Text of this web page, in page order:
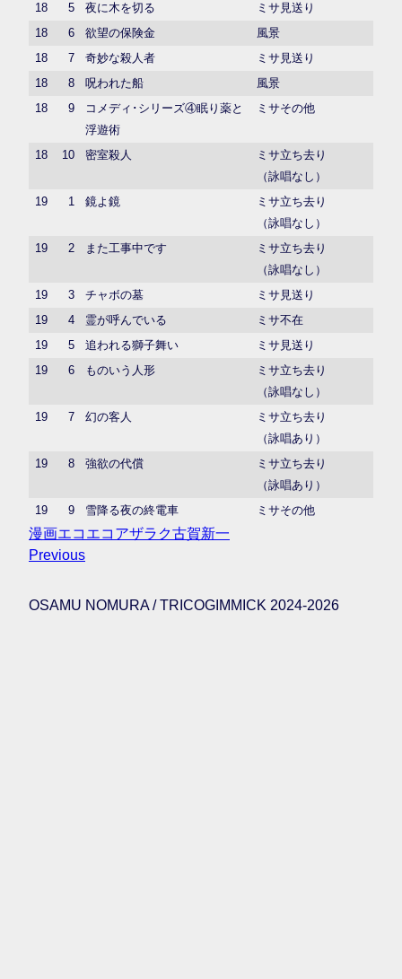
18
5 夜に木を切る
ミサ見送り
18
6 欲望の保険金
風景
18
7 奇妙な殺人者
ミサ見送り
18
8 呪われた船
風景
18
9
コメディ･シリーズ④眠り薬と
浮遊術
ミサその他
18 10 密室殺人
ミサ立ち去り
（詠唱なし）
19
1 鏡よ鏡
ミサ立ち去り
（詠唱なし）
19
2 また工事中です
ミサ立ち去り
（詠唱なし）
19
3 チャボの墓
ミサ見送り
19
4 霊が呼んでいる
ミサ不在
19
5 追われる獅子舞い
ミサ見送り
19
6 ものいう人形
ミサ立ち去り
（詠唱なし）
19
7 幻の客人
ミサ立ち去り
（詠唱あり）
19
8 強欲の代償
ミサ立ち去り
（詠唱あり）
19
9 雪降る夜の終電車 ミサその他
漫画エコエコアザラク古賀新一
Previous
OSAMU NOMURA / TRICOGIMMICK 2024-2026